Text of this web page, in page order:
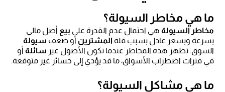
ما هي مخاطر السيولة؟
مخاطر السيولة هي احتمال عدم القدرة على بيع أصل مالي
بسرعة وبسعر عادل بسبب قلة المشترين أو ضعف سيولة
السوق. تظهر هذه المخاطر عندما تكون الأصول غير سائلة أو
في فترات اضطراب الأسواق، ما قد يؤدي إلى خسائر غير متوقعة.
ما هي مشاكل السيولة؟